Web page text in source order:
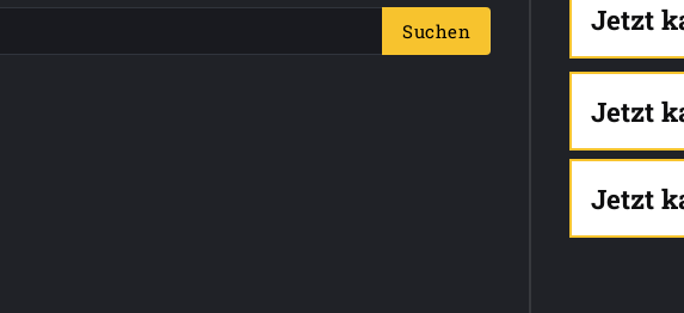
Suchen Jetzt
Jetzt
Jetzt